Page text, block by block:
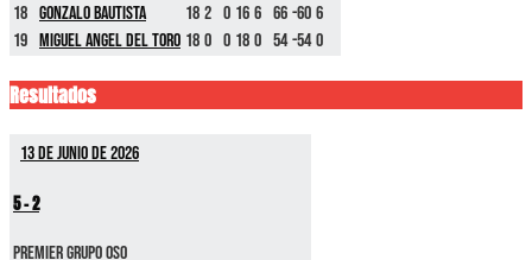
18 Gonzalo Bautista 18 2 0 16 6 66 -60 6
19 Miguel Angel Del Toro 18 0 0 18 0 54 -54 0
Resultados
13 de junio de 2026
5-2
Premier GRUPO OSO